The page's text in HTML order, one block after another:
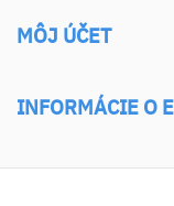
MÔJ ÚČET
INFORMÁCIE O